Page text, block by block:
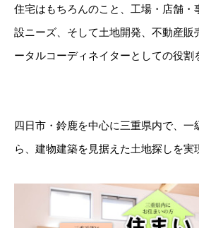
住宅はもちろんのこと、工場・店舗・
設ニーズ、そして土地開発、不動産販
ータルコーディネイターとしての役割
四日市・鈴鹿を中心に三重県内で、
ら、建物建築を見据えた土地探しを実